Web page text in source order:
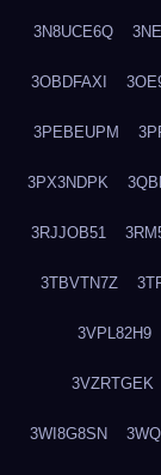
3N8UCE6Q
3OBDFAXI
3PEBEUPM
3PX3NDPK
3RJJOB51
3TBVTN7Z
3VPL82H9
3VZRTGEK
3WI8G8SN